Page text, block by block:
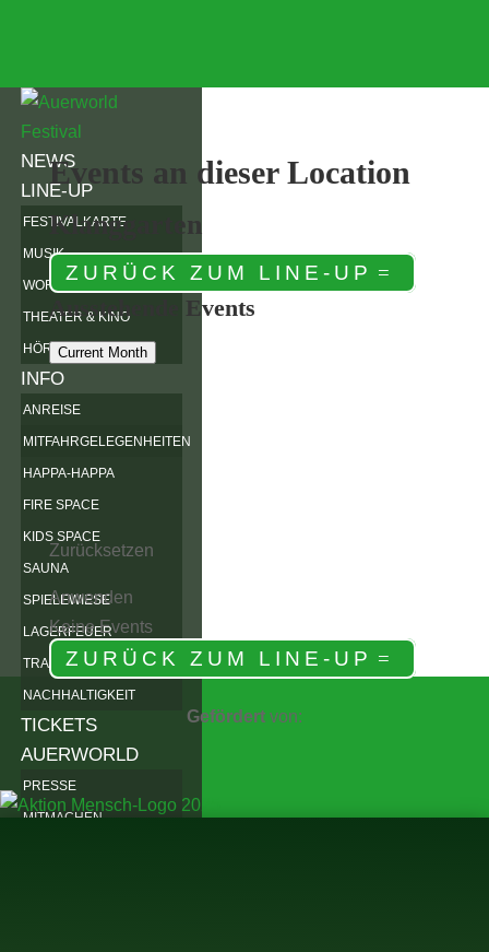
NEWS
LINE-UP
FESTIVALKARTE
MUSIK
WORKSHOPS
THEATER & KINO
HÖRSPIELWIESE
INFO
ANREISE
MITFAHRGELEGENHEITEN
HAPPA-HAPPA
FIRE SPACE
KIDS SPACE
SAUNA
SPIELEWIESE
LAGERFEUER
TRAUMTAUSCHBAUM
NACHHALTIGKEIT
TICKETS
AUERWORLD
PRESSE
MITMACHEN
Events an dieser Location
Klanggarten
ZURÜCK ZUM LINE-UP
Ausstehende Events
Current Month
Zurücksetzen
Anwenden
Keine Events
ZURÜCK ZUM LINE-UP
Gefördert von: